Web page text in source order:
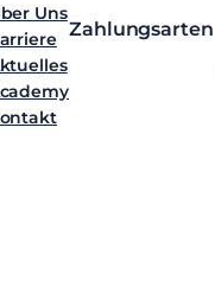
Uns
Zahlungsarten